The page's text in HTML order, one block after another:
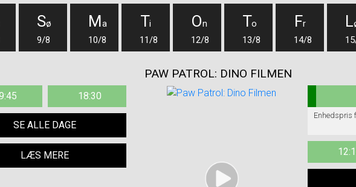
Sø
9/8
Ma
10/8
Ti
11/8
O
n
12/8
To
13/8
F
r
14/8
18:30
SE ALLE DAGE
LÆS MERE
PAW PATROL: DINO FILMEN